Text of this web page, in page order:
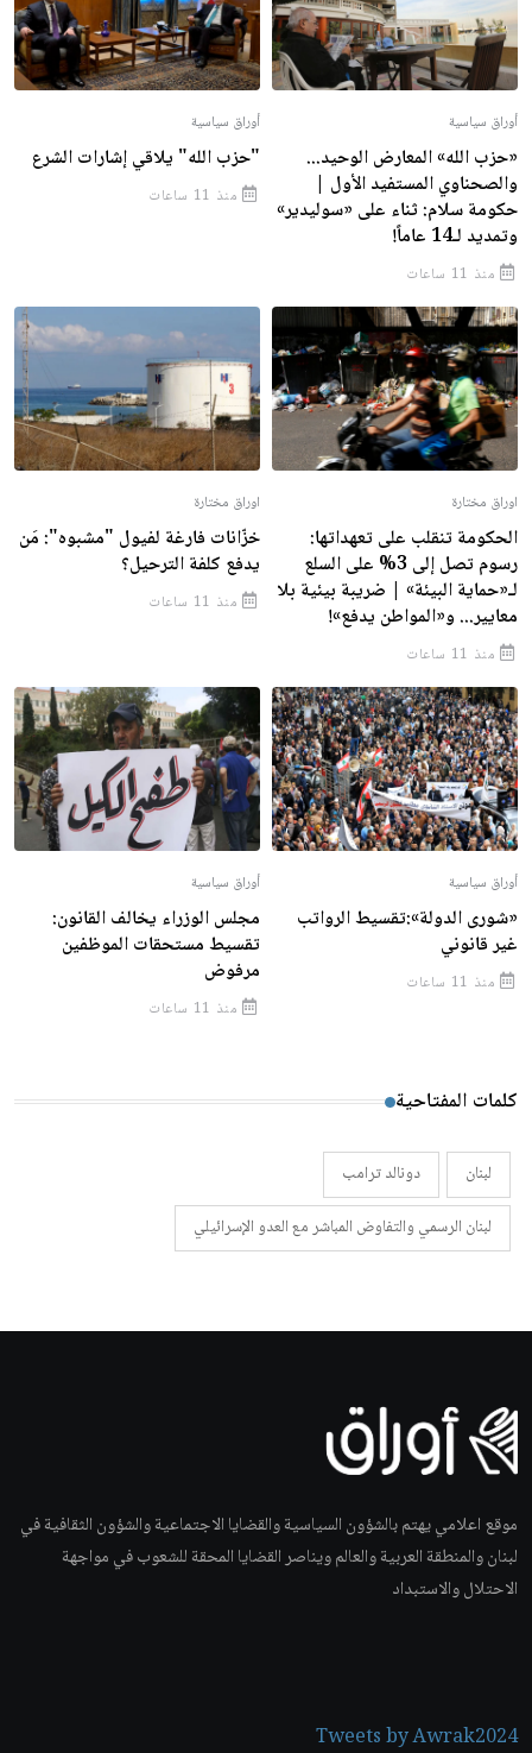
أوراق سياسية
«حزب الله» المعارض الوحيد...
والصحناوي المستفيد الأول |
حكومة سلام: ثناء على «سوليدير»
وتمديد لـ14 عاماً!
منذ 11 ساعات
أوراق سياسية
"حزب الله" يلاقي إشارات الشرع
منذ 11 ساعات
اوراق مختارة
الحكومة تنقلب على تعهداتها:
رسوم تصل إلى 3% على السلع
لـ«حماية البيئة» | ضريبة بيئية بلا
معايير... و«المواطن يدفع»!
منذ 11 ساعات
اوراق مختارة
خزّانات فارغة لفيول "مشبوه": مَن
يدفع كلفة الترحيل؟
منذ 11 ساعات
أوراق سياسية
«شورى الدولة»:تقسيط الرواتب
غير قانوني
منذ 11 ساعات
أوراق سياسية
مجلس الوزراء يخالف القانون:
تقسيط مستحقات الموظفين
مرفوض
منذ 11 ساعات
كلمات المفتاحية
لبنان
دونالد ترامب
لبنان الرسمي والتفاوض المباشر مع العدو الإسرائيلي
موقع اعلامي يهتم بالشؤون السياسية والقضايا الاجتماعية والشؤون الثقافية في
لبنان والمنطقة العربية والعالم ويناصر القضايا المحقة للشعوب في مواجهة
الاحتلال والاستبداد
Tweets by Awrak2024